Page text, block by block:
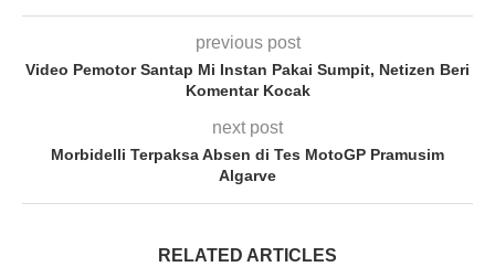
previous post
Video Pemotor Santap Mi Instan Pakai Sumpit, Netizen Beri
Komentar Kocak
next post
Morbidelli Terpaksa Absen di Tes MotoGP Pramusim
Algarve
RELATED ARTICLES